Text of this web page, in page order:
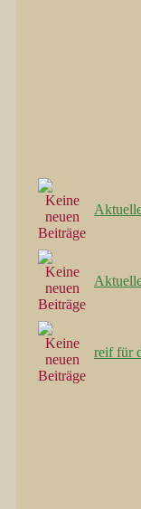
reif für